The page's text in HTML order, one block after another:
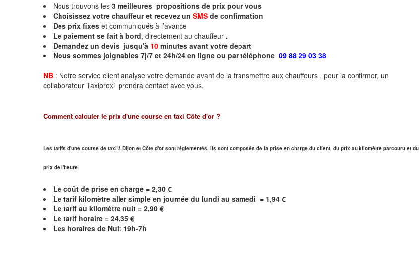
Nous trouvons les 3 meilleures propositions de prix pour vous
Choisissez votre chauffeur et recevez un SMS de confirmation
Des prix fixes et communiqués à l’avance
Le paiement se fait à bord, directement au chauffeur .
Demandez un devis jusqu'à 10 minutes avant votre depart
Nous sommes joignables 7j/7 et 24h/24 en ligne ou par téléphone 09 88 29 03 38
NB : Notre service client analyse votre demande avant de la transmettre aux chauffeurs . pour la confirmer, un
collaborateur Taxiproxi prendra contact avec vous.
Comment calculer le prix d'une course en taxi Côte d'or ?
Les tarifs d'une course de taxi à Dijon et Côte d'or sont réglementés. Ils sont composés de la prise en charge du client, du prix au kilomètre parcouru et du
prix de l'heure
Le coût de prise en charge = 2,30 €
Le tarif kilomètre aller simple en journée du lundi au samedi = 1,94 €
Le tarif au kilomètre nuit = 2,90 €
Le tarif horaire = 24,35 €
Les horaires de Nuit 19h-7h